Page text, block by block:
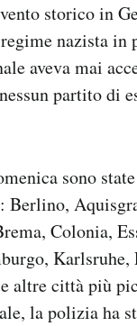
storico in
nazista in
aveva mai
partito di
sono
Colonia,
Karlsruhe,
altre città più
la polizia ha